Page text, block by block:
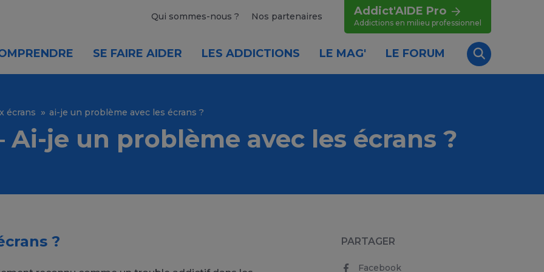
Qui sommes-nous ? Nos partenaires Addict'AIDE Pro
Addictions en milieu professionnel
SE FAIRE AIDER LES ADDICTIONS LE MAG' LE FORUM
Recherche
écrans ai-je un problème avec les écrans ?
Ai-je un problème avec les écrans ?
? PARTAGER
Facebook